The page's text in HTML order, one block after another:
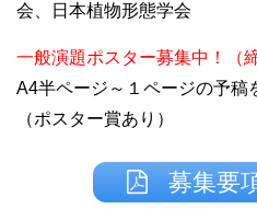
会、日本植物形態学会
一般演題ポスター募集中！（
A4半ページ～１ページの予稿
（ポスター賞あり）
募集要